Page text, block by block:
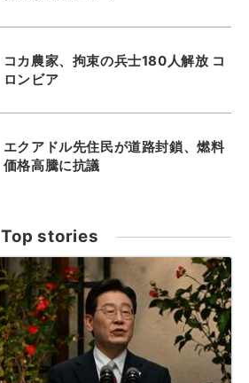
コカ農家、拘束の兵士180人解放 コ
ロンビア
エクアドル先住民が道路封鎖、燃料
価格高騰に抗議
Top stories